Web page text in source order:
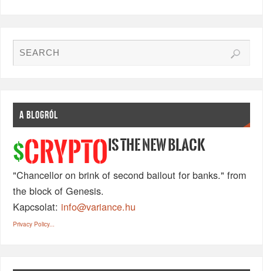
A BLOGRÓL
$CRYPTO IS THE NEW BLACK
"Chancellor on brink of second bailout for banks." from
the block of Genesis.
Kapcsolat: info@variance.hu
Privacy Policy...